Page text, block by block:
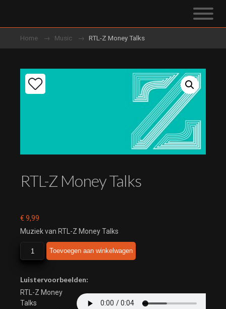
Home Music RTL-Z Money Talks
RTL-Z Money Talks
€ 9,99
Muziek van RTL-Z Money Talks
RTL-
Z
Talks
aantal
Toevoegen aan winkelwagen
Luistervoorbeelden:
RTL-Z Money
Talks